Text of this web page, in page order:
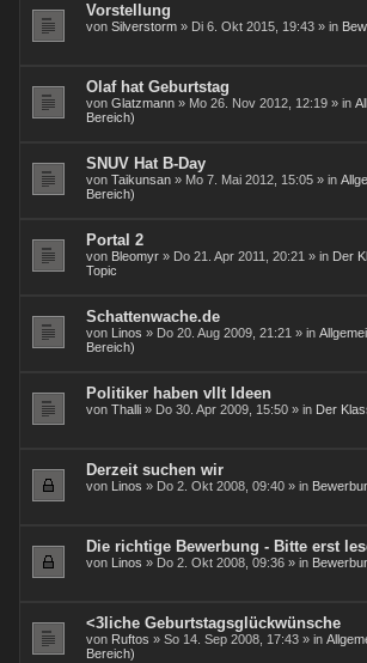
Vorstellung
von Silverstorm » Di 6. Okt 2015, 19:43 » in
Olaf hat Geburtstag
von Glatzmann » Mo 26. Nov 2012, 12:19 » in
Bereich)
SNUV Hat B-Day
von Taikunsan » Mo 7. Mai 2012, 15:05 » in
Bereich)
Portal 2
von Bleomyr » Do 21. Apr 2011, 20:21 » in Der
Topic
Schattenwache.de
von Linos » Do 20. Aug 2009, 21:21 » in
Bereich)
Politiker haben vllt Ideen
von Thalli » Do 30. Apr 2009, 15:50 » in Der
Derzeit suchen wir
von Linos » Do 2. Okt 2008, 09:40 » in
Die richtige Bewerbung - Bitte erst
von Linos » Do 2. Okt 2008, 09:36 » in
<3liche Geburtstagsglückwünsche
von Ruftos » So 14. Sep 2008, 17:43 » in
Bereich)